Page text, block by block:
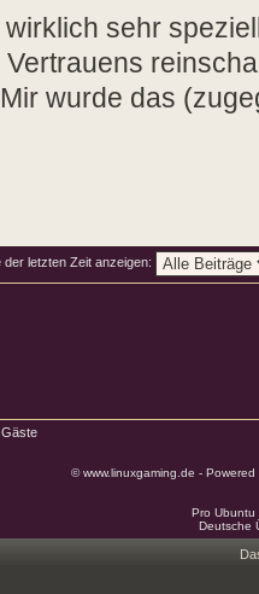
sehr
wurde das
der letzten Zeit anzeigen:
Gäste
© www.linuxgaming.de -
Pro
Deutsche